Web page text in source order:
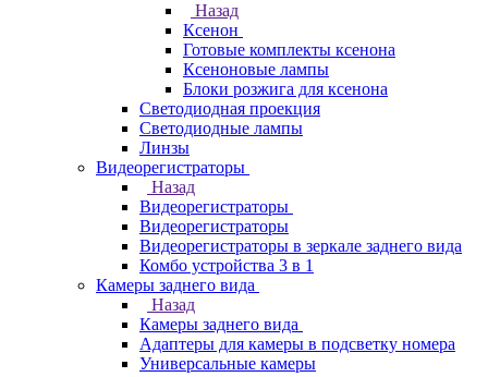
Назад
Ксенон
Готовые комплекты ксенона
Ксеноновые лампы
Блоки розжига для ксенона
Светодиодная проекция
Светодиодные лампы
Линзы
Видеорегистраторы
Назад
Видеорегистраторы
Видеорегистраторы
Видеорегистраторы в зеркале заднего вида
Комбо устройства 3 в 1
Камеры заднего вида
Назад
Камеры заднего вида
Адаптеры для камеры в подсветку номера
Универсальные камеры